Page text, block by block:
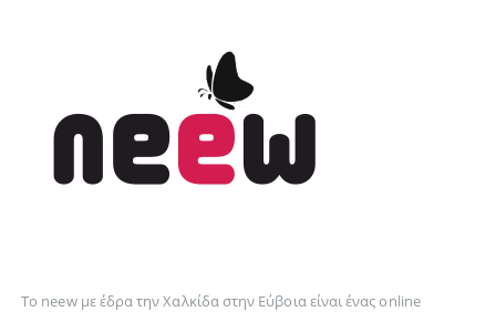
Το neew με έδρα την Xαλκίδα στην Εύβοια είναι ένας online